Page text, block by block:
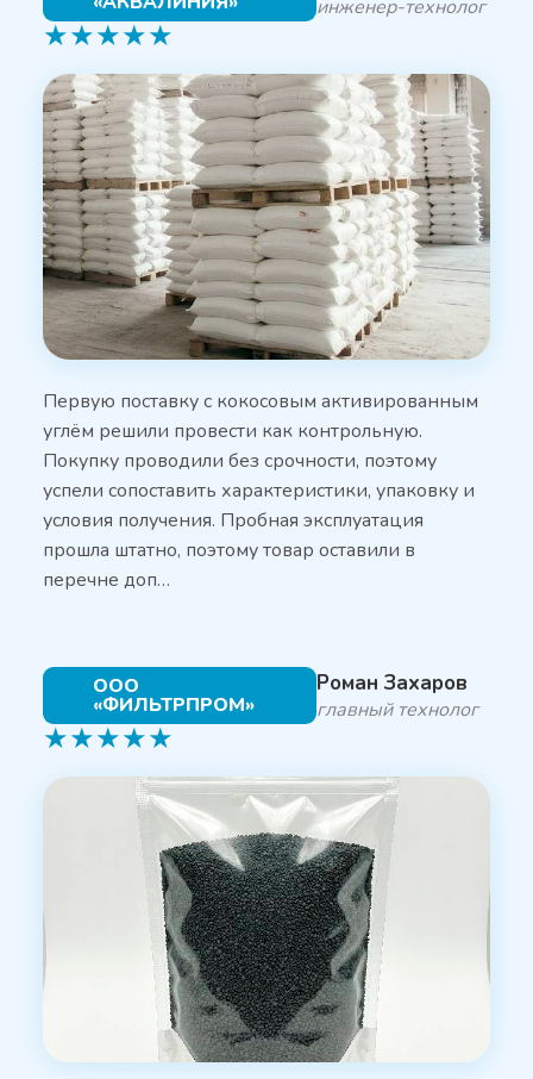
инженер-технолог
★★★★★
Первую поставку с кокосовым активированным
углём решили провести как контрольную.
Покупку проводили без срочности, поэтому
успели сопоставить характеристики, упаковку и
условия получения. Пробная эксплуатация
прошла штатно, поэтому товар оставили в
перечне доп…
ООО
«ФИЛЬТРПРОМ»
Роман Захаров
главный технолог
★★★★★